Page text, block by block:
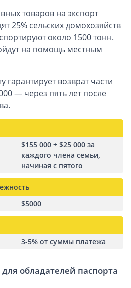
товаров на экспорт
25% сельских домохозяйств
около 1500 тонн.
на помощь местным
гарантирует возврат части
— через пять лет после
$155 000 + $25 000 за
каждого члена семьи,
начиная с пятого
$5000
3-5% от суммы платежа
обладателей паспорта